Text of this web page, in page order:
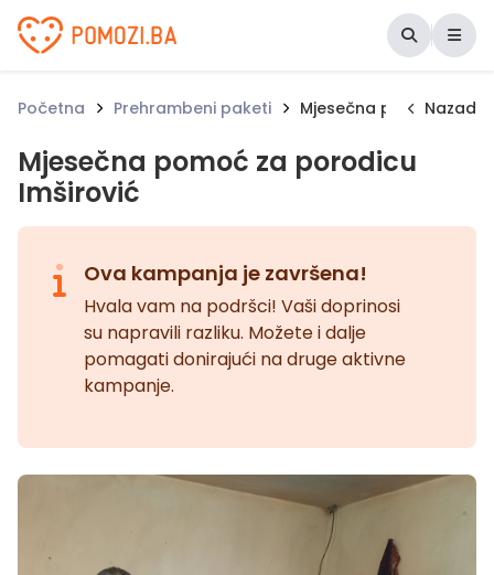
Udruženje Pomozi.ba
Početna Prehrambeni paketi Mjesečna pomoć za
Nazad
Mjesečna pomoć za porodicu
Imširović
Ova kampanja je završena!
Hvala vam na podršci! Vaši doprinosi
su napravili razliku. Možete i dalje
pomagati donirajući na druge aktivne
kampanje.